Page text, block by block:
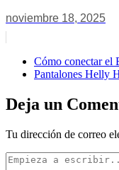
noviembre 18, 2025
Cómo conectar el
Pantalones Helly
Deja un
Tu dirección de correo